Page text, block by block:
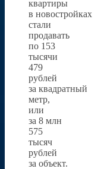
квартиры
в новостройках
стали
продавать
по 153
тысячи
479
рублей
за квадратный
метр,
или
за 8 млн
575
тысяч
рублей
за объект.